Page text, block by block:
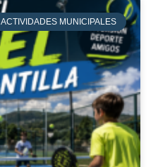
ACTIVIDADES MUNICIPALES